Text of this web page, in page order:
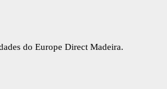
do Europe Direct Madeira.